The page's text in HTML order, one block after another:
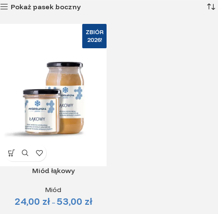
Pokaż pasek boczny
ZBIÓR
2026!
Miód łąkowy
Miód
24,00 zł – 53,00 zł